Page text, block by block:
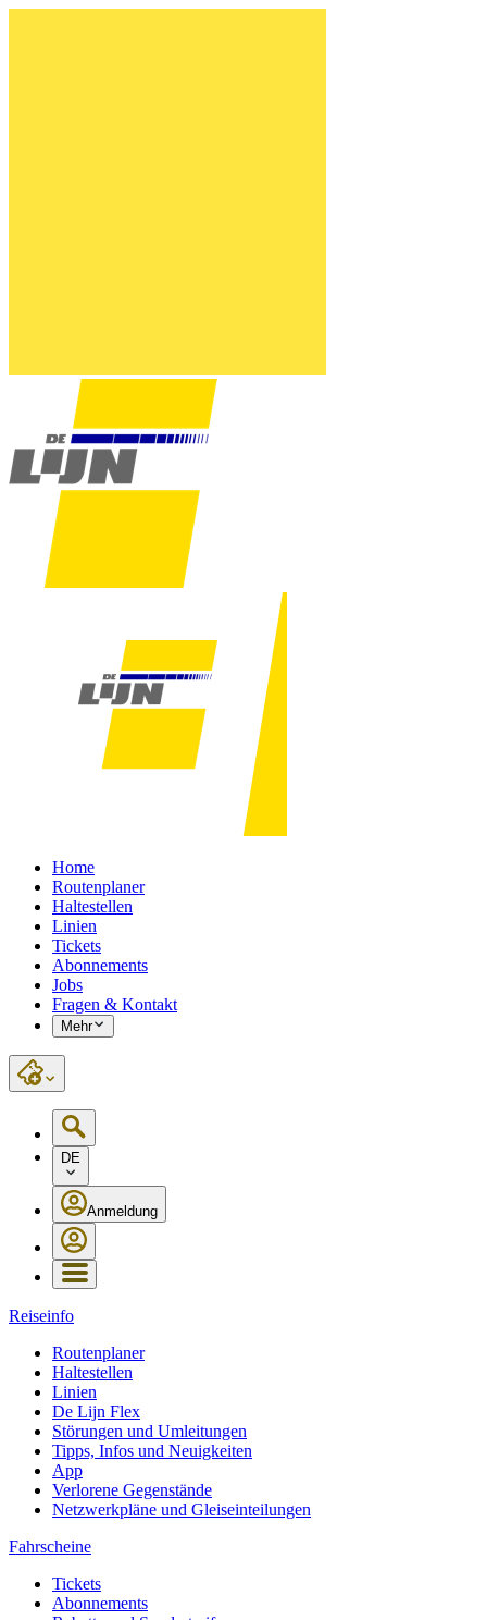
Home
Routenplaner
Haltestellen
Linien
Tickets
Abonnements
Jobs
Fragen & Kontakt
Mehr
DE
Anmeldung
Reiseinfo
Routenplaner
Haltestellen
Linien
De Lijn Flex
Störungen und Umleitungen
Tipps, Infos und Neuigkeiten
App
Verlorene Gegenstände
Netzwerkpläne und Gleiseinteilungen
Fahrscheine
Tickets
Abonnements